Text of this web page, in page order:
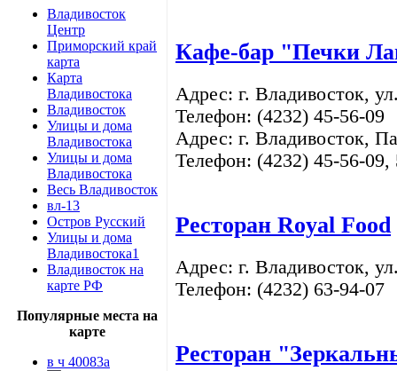
Владивосток
Центр
Приморский край
карта
Карта
Владивостока
Владивосток
Улицы и дома
Владивостока
Улицы и дома
Владивостока
Весь Владивосток
вл-13
Остров Русский
Улицы и дома
Владивостока1
Владивосток на
карте РФ
Популярные места на
карте
в ч 40083а
Кафе-бар "Печки
Адрес: г. Владивосток,
Телефон: (4232) 45-56-09
Адрес: г. Владивосток,
Телефон: (4232) 45-56-09,
Ресторан Royal Food
Адрес: г. Владивосток,
Телефон: (4232) 63-94-07
Ресторан